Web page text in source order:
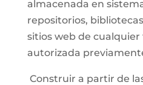
almacenada en
repositorios,
sitios web de cualquier
autorizada
Construir a partir de